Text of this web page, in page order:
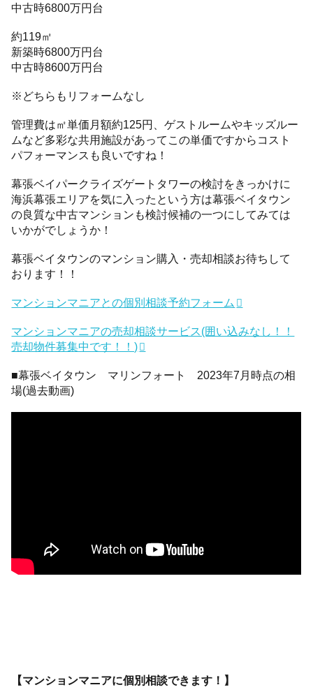
中古時6800万円台
約119㎡
新築時6800万円台
中古時8600万円台
※どちらもリフォームなし
管理費は㎡単価月額約125円、ゲストルームやキッズルー
ムなど多彩な共用施設があってこの単価ですからコスト
パフォーマンスも良いですね！
幕張ベイパークライズゲートタワーの検討をきっかけに
海浜幕張エリアを気に入ったという方は幕張ベイタウン
の良質な中古マンションも検討候補の一つにしてみては
いかがでしょうか！
幕張ベイタウンのマンション購入・売却相談お待ちして
おります！！
マンションマニアとの個別相談予約フォーム
マンションマニアの売却相談サービス(囲い込みなし！！
売却物件募集中です！！)
■幕張ベイタウン マリンフォート 2023年7月時点の相
場(過去動画)
【マンションマニアに個別相談できます！】